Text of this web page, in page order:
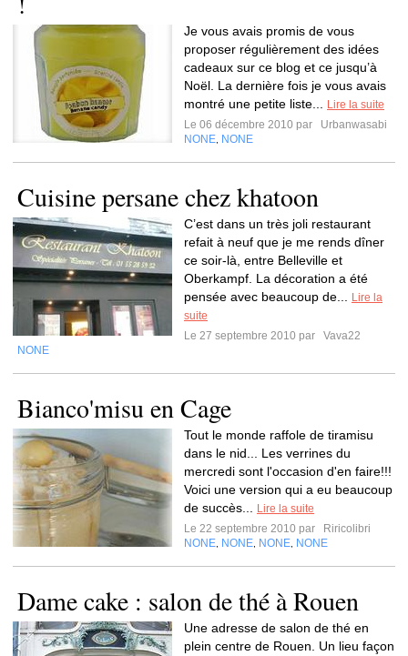
Je vous avais promis de vous
proposer régulièrement des idées
cadeaux sur ce blog et ce jusqu’à
Noël. La dernière fois je vous avais
montré une petite liste...
Lire la suite
Le 06 décembre 2010 par
Urbanwasabi
NONE NONE
Cuisine persane chez khatoon
C’est dans un très joli restaurant
refait à neuf que je me rends dîner
ce soir-là, entre Belleville et
Oberkampf. La décoration a été
pensée avec beaucoup de...
Lire la
suite
Le 27 septembre 2010 par
Vava22
NONE
Bianco'misu en Cage
Tout le monde raffole de tiramisu
dans le nid... Les verrines du
mercredi sont l'occasion d'en faire!!!
Voici une version qui a eu beaucoup
de succès...
Lire la suite
Le 22 septembre 2010 par
Riricolibri
NONE NONE NONE NONE
Dame cake : salon de thé à Rouen
Une adresse de salon de thé en
plein centre de Rouen. Un lieu façon